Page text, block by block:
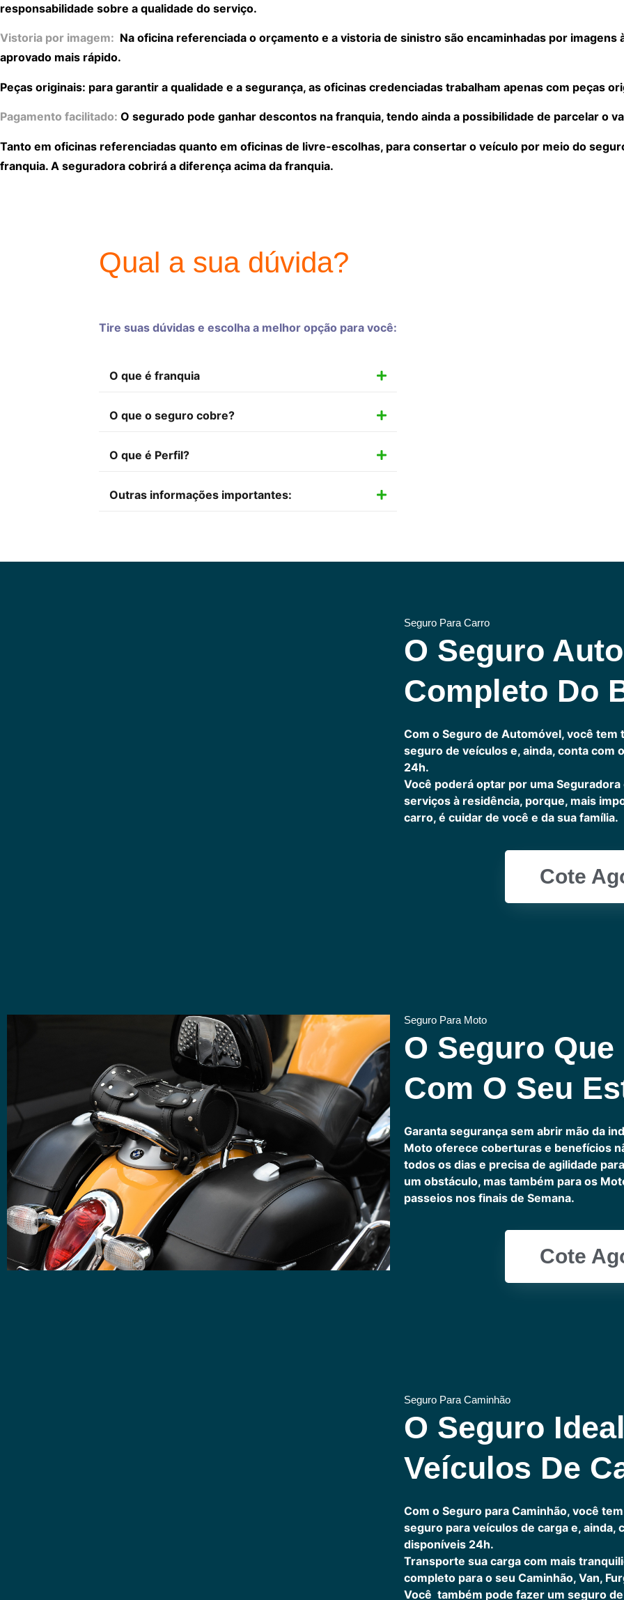
responsabilidade sobre a qualidade do serviço.
Vistoria por imagem: Na oficina referenciada o orçamento e a vistoria de sinistro são encaminhadas por
aprovado mais rápido.
Peças originais: para garantir a qualidade e a segurança, as oficinas credenciadas trabalham apenas com peças
Pagamento facilitado: O segurado pode ganhar descontos na franquia, tendo ainda a possibilidade de parcelar o
Tanto em oficinas referenciadas quanto em oficinas de livre-escolhas, para consertar o veículo por meio do
franquia. A seguradora cobrirá a diferença acima da franquia.
Qual a sua dúvida?
Tire suas dúvidas e escolha a melhor opção para você:
O que é franquia
O que o seguro cobre?
O que é Perfil?
Outras informações importantes:
Seguro Para Carro
O Seguro
Completo Do
Com o Seguro de Automóvel, você tem
seguro de veículos e, ainda, conta com
24h.
Você poderá optar por uma
serviços à residência, porque, mais
carro, é cuidar de você e da sua família.
Cote
Seguro Para Moto
O Seguro
Com O Seu
Garanta segurança sem abrir mão da
Moto oferece coberturas e benefícios
todos os dias e precisa de agilidade
um obstáculo, mas também para os
passeios nos finais de Semana.
Cote
Seguro Para Caminhão
O Seguro
Veículos De
Com o Seguro para Caminhão, você
seguro para veículos de carga e,
disponíveis 24h.
Transporte sua carga com mais
completo para o seu Caminhão, Van,
Você também pode fazer um seguro